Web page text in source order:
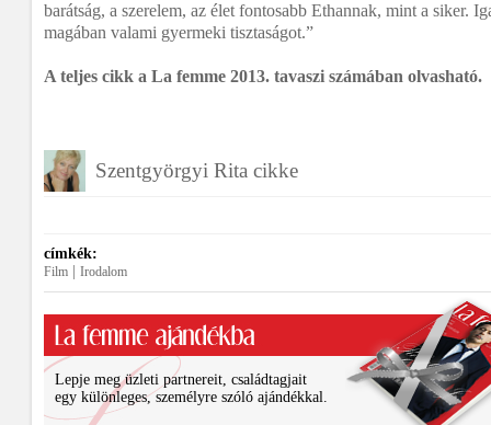
barátság, a szerelem, az élet fontosabb Ethannak, mint a siker.
magában valami gyermeki tisztaságot.”
A teljes cikk a La femme 2013. tavaszi számában olvasható.
Szentgyörgyi Rita cikke
címkék:
Film Irodalom
Lepje meg üzleti partnereit, családtagjait
egy különleges, személyre szóló ajándékkal.